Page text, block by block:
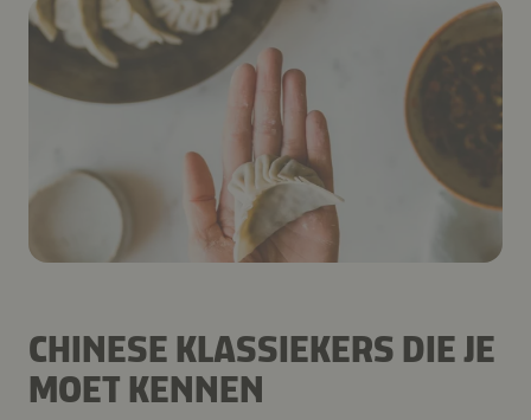
CHINESE KLASSIEKERS DIE JE
MOET KENNEN